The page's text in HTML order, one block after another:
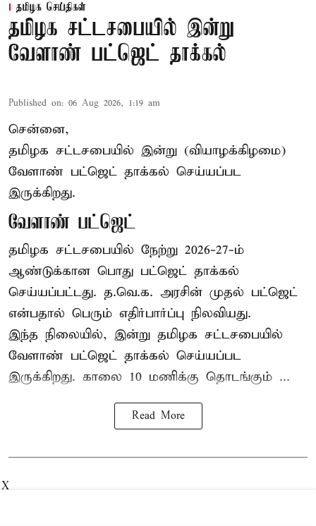
தமிழக செய்திகள்
தமிழக சட்டசபையில் இன்று
வேளாண் பட்ஜெட் தாக்கல்
Published on: 06 Aug 2026, 1:19 am
சென்னை,
தமிழக சட்டசபையில் இன்று (வியாழக்கிழமை)
வேளாண் பட்ஜெட் தாக்கல் செய்யப்பட
இருக்கிறது.
வேளாண் பட்ஜெட்
தமிழக சட்டசபையில் நேற்று 2026-27-ம்
ஆண்டுக்கான பொது பட்ஜெட் தாக்கல்
செய்யப்பட்டது. த.வெ.க. அரசின் முதல் பட்ஜெட்
என்பதால் பெரும் எதிர்பார்ப்பு நிலவியது.
இந்த நிலையில், இன்று தமிழக சட்டசபையில்
வேளாண் பட்ஜெட் தாக்கல் செய்யப்பட
இருக்கிறது. காலை 10 மணிக்கு தொடங்கும் ...
Read More
X